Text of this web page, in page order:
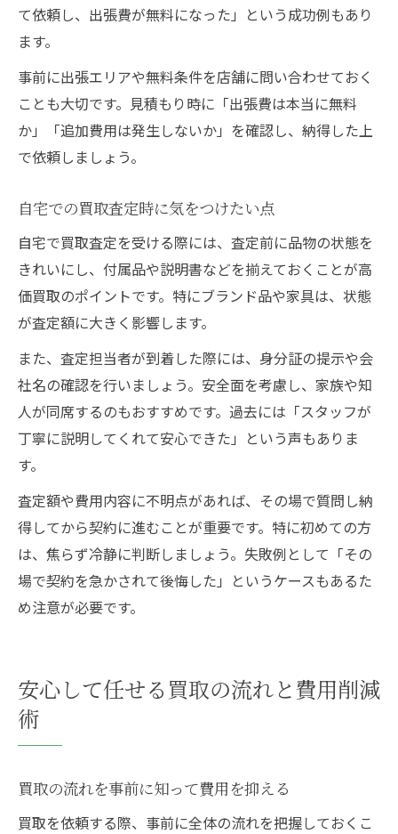
て依頼し、出張費が無料になった」という成功例もあり
ます。
事前に出張エリアや無料条件を店舗に問い合わせておく
ことも大切です。見積もり時に「出張費は本当に無料
か」「追加費用は発生しないか」を確認し、納得した上
で依頼しましょう。
自宅での買取査定時に気をつけたい点
自宅で買取査定を受ける際には、査定前に品物の状態を
きれいにし、付属品や説明書などを揃えておくことが高
価買取のポイントです。特にブランド品や家具は、状態
が査定額に大きく影響します。
また、査定担当者が到着した際には、身分証の提示や会
社名の確認を行いましょう。安全面を考慮し、家族や知
人が同席するのもおすすめです。過去には「スタッフが
丁寧に説明してくれて安心できた」という声もありま
す。
査定額や費用内容に不明点があれば、その場で質問し納
得してから契約に進むことが重要です。特に初めての方
は、焦らず冷静に判断しましょう。失敗例として「その
場で契約を急かされて後悔した」というケースもあるた
め注意が必要です。
安心して任せる買取の流れと費用削減
術
買取の流れを事前に知って費用を抑える
買取を依頼する際、事前に全体の流れを把握しておくこ